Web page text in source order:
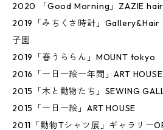
2020 「Good Morning」ZAZIE hair
2019「みちくさ時計」
子園
2019「春うららん」MOUNT tokyo
2016「一日一絵一年間」ART HOUSE
2015「木と動物たち」SEWING
2015「一日一絵」ART HOUSE
2011「動物Tシャツ展」ギャラリー